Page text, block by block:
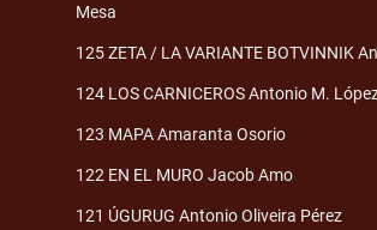
Mesa
125 ZETA / LA VARIANTE BOTVINNIK
124 LOS CARNICEROS Antonio M.
123 MAPA Amaranta Osorio
122 EN EL MURO Jacob Amo
121 ÚGURUG Antonio Oliveira Pérez